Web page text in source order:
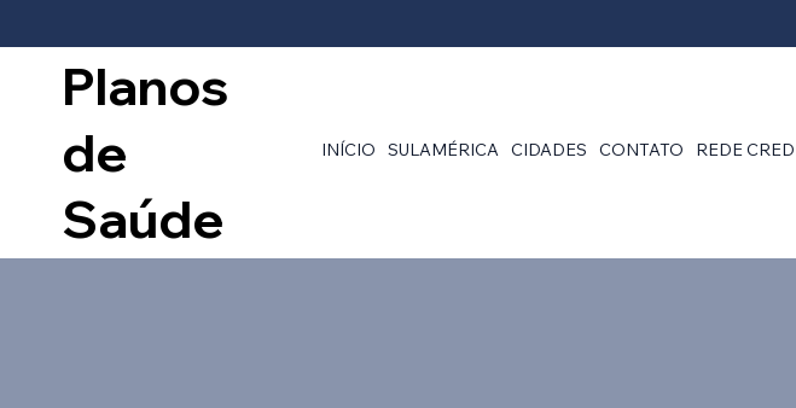
Planos
de
Saúde
INÍCIO SULAMÉRICA CIDADES CONTATO REDE